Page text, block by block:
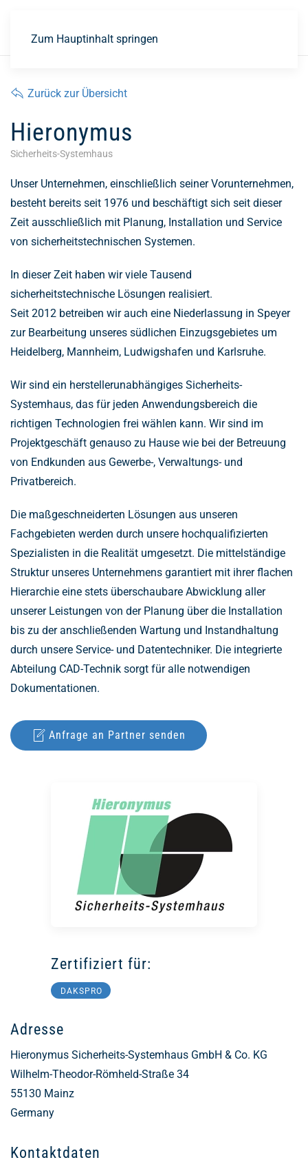
Zum Hauptinhalt springen
Zurück zur Übersicht
Hieronymus
Sicherheits-Systemhaus
Unser Unternehmen, einschließlich seiner Vorunternehmen,
besteht bereits seit 1976 und beschäftigt sich seit dieser
Zeit ausschließlich mit Planung, Installation und Service
von sicherheitstechnischen Systemen.
In dieser Zeit haben wir viele Tausend
sicherheitstechnische Lösungen realisiert.
Seit 2012 betreiben wir auch eine Niederlassung in Speyer
zur Bearbeitung unseres südlichen Einzugsgebietes um
Heidelberg, Mannheim, Ludwigshafen und Karlsruhe.
Wir sind ein herstellerunabhängiges Sicherheits-
Systemhaus, das für jeden Anwendungsbereich die
richtigen Technologien frei wählen kann. Wir sind im
Projektgeschäft genauso zu Hause wie bei der Betreuung
von Endkunden aus Gewerbe-, Verwaltungs- und
Privatbereich.
Die maßgeschneiderten Lösungen aus unseren
Fachgebieten werden durch unsere hochqualifizierten
Spezialisten in die Realität umgesetzt. Die mittelständige
Struktur unseres Unternehmens garantiert mit ihrer flachen
Hierarchie eine stets überschaubare Abwicklung aller
unserer Leistungen von der Planung über die Installation
bis zu der anschließenden Wartung und Instandhaltung
durch unsere Service- und Datentechniker. Die integrierte
Abteilung CAD-Technik sorgt für alle notwendigen
Dokumentationen.
Anfrage an Partner senden
Zertifiziert für:
DAKSPRO
Adresse
Hieronymus Sicherheits-Systemhaus GmbH & Co. KG
Wilhelm-Theodor-Römheld-Straße 34
55130 Mainz
Germany
Kontaktdaten